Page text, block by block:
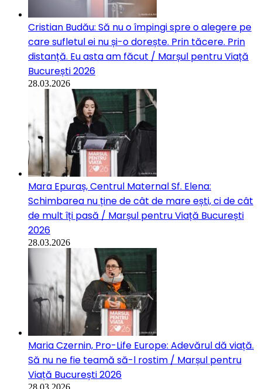
Cristian Budău: Să nu o împingi spre o alegere pe
care sufletul ei nu și-o dorește. Prin tăcere. Prin
distanță. Eu asta am făcut / Marșul pentru Viață
București 2026
28.03.2026
Mara Epuraș, Centrul Maternal Sf. Elena:
Schimbarea nu ține de cât de mare ești, ci de cât
de mult îți pasă / Marșul pentru Viață București
2026
28.03.2026
Maria Czernin, Pro-Life Europe: Adevărul dă viață.
Să nu ne fie teamă să-l rostim / Marșul pentru
Viață București 2026
28.03.2026